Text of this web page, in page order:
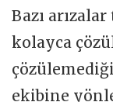
Bazı
kolayca
ekibine